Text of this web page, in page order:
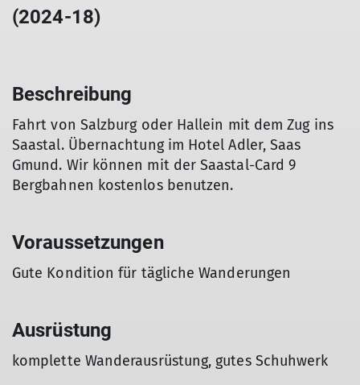
(2024-18)
Beschreibung
Fahrt von Salzburg oder Hallein mit dem Zug ins
Saastal. Übernachtung im Hotel Adler, Saas
Gmund. Wir können mit der Saastal-Card 9
Bergbahnen kostenlos benutzen.
Voraussetzungen
Gute Kondition für tägliche Wanderungen
Ausrüstung
komplette Wanderausrüstung, gutes Schuhwerk